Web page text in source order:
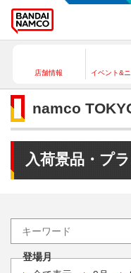
店舗情報 イベント&
namco
入荷景品・プ
登場月